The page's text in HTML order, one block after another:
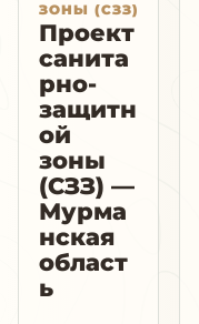
ЗОНЫ (СЗЗ)
Проект
санита
рно-
защитн
ой
зоны
(СЗЗ) —
Мурма
нская
област
ь